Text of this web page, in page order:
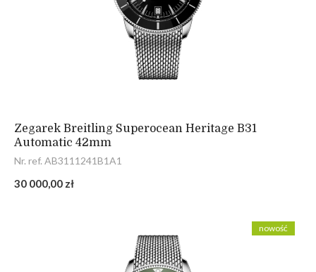
Zegarek Breitling Superocean Heritage B31
Automatic 42mm
Nr. ref. AB3111241B1A1
30 000,00 zł
nowość